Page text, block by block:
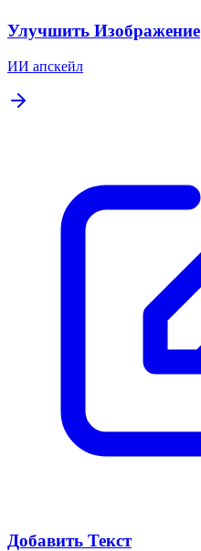
Улучшить Изображение
ИИ апскейл
Добавить Текст